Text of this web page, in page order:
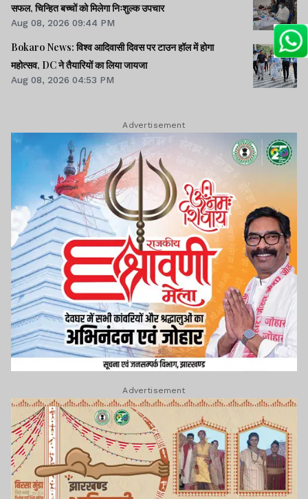
सफल, चिन्हित बच्चों को मिलेगा निःशुल्क उपचार
Aug 08, 2026 09:44 PM
Bokaro News: विश्व आदिवासी दिवस पर टाउन हॉल में होगा
महोत्सव, DC ने तैयारियों का लिया जायजा
Aug 08, 2026 04:53 PM
Advertisement
Advertisement